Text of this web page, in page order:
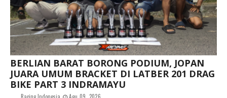
BERLIAN BARAT BORONG PODIUM, JOPAN
JUARA UMUM BRACKET DI LATBER 201 DRAG
BIKE PART 3 INDRAMAYU